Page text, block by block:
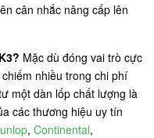
cân nhắc nâng cấp lên
Mặc dù đóng vai trò cực
nhiều trong chi phí
một dàn lốp chất lượng là
các thương hiệu uy tín
, Continental,